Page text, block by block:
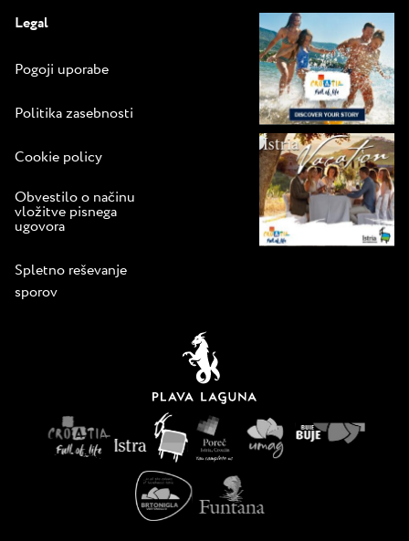
Legal
Pogoji uporabe
Politika zasebnosti
Cookie policy
Obvestilo o načinu
vložitve pisnega
ugovora
Spletno reševanje
sporov